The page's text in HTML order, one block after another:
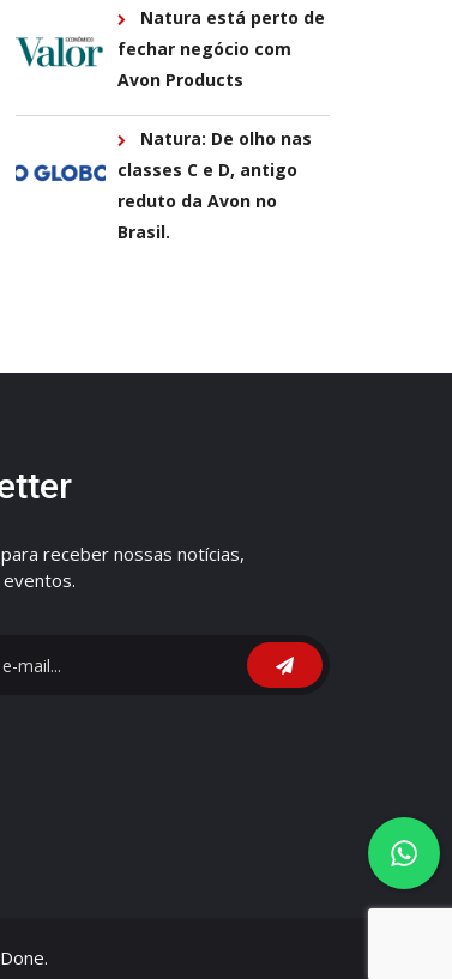
Natura está perto de
fechar negócio com
Avon Products
Natura: De olho nas
classes C e D, antigo
reduto da Avon no
Brasil.
receber nossas notícias,